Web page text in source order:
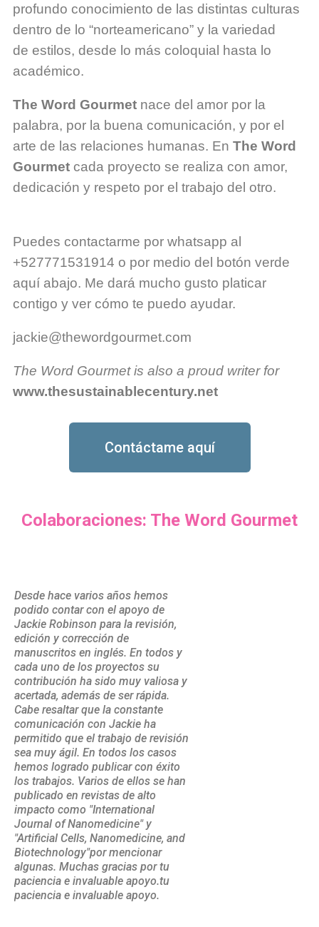
profundo conocimiento de las distintas culturas
dentro de lo “norteamericano” y la variedad
de estilos, desde lo más coloquial hasta lo
académico.
The Word Gourmet nace del amor por la
palabra, por la buena comunicación, y por el
arte de las relaciones humanas. En The Word
Gourmet cada proyecto se realiza con amor,
dedicación y respeto por el trabajo del otro.
Puedes contactarme por whatsapp al
+527771531914 o por medio del botón verde
aquí abajo. Me dará mucho gusto platicar
contigo y ver cómo te puedo ayudar.
jackie@thewordgourmet.com
The Word Gourmet is also a proud writer for
www.thesustainablecentury.net
Contáctame aquí
Colaboraciones: The Word Gourmet
Desde hace varios años hemos
podido contar con el apoyo de
Jackie Robinson para la revisión,
edición y corrección de
manuscritos en inglés. En todos y
cada uno de los proyectos su
contribución ha sido muy valiosa y
acertada, además de ser rápida.
Cabe resaltar que la constante
comunicación con Jackie ha
permitido que el trabajo de revisión
sea muy ágil. En todos los casos
hemos logrado publicar con éxito
los trabajos. Varios de ellos se han
publicado en revistas de alto
impacto como "International
Journal of Nanomedicine" y
"Artificial Cells, Nanomedicine, and
Biotechnology"por mencionar
algunas. Muchas gracias por tu
paciencia e invaluable apoyo.tu
paciencia e invaluable apoyo.